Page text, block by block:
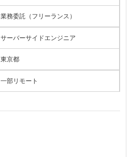
業務委託（フリーランス）
サーバーサイドエンジニア
東京都
一部リモート